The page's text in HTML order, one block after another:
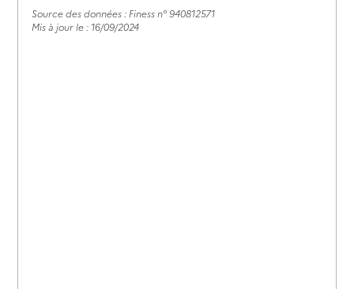
Source des données : Finess n° 940812571
Mis à jour le : 16/09/2024